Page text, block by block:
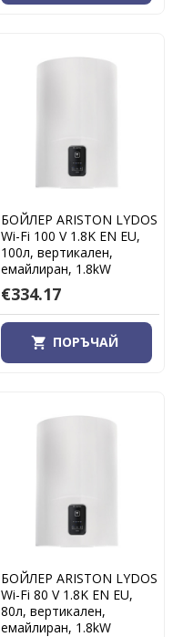
БОЙЛЕР ARISTON LYDOS
Wi-Fi 100 V 1.8K EN EU,
100л, вертикален,
емайлиран, 1.8kW
€334.17
ПОРЪЧАЙ
БОЙЛЕР ARISTON LYDOS
Wi-Fi 80 V 1.8K EN EU,
80л, вертикален,
емайлиран, 1.8kW